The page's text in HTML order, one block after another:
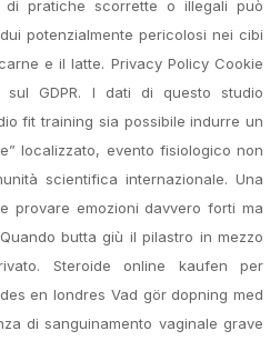
di pratiche scorrette o illegali può
potenzialmente pericolosi nei cibi
e il latte. Privacy Policy Cookie
sul GDPR. I dati di questo studio
fit training sia possibile indurre un
localizzato, evento fisiologico non
scientifica internazionale. Una
provare emozioni davvero forti ma
butta giù il pilastro in mezzo
Steroide online kaufen per
en londres Vad gör dopning med
di sanguinamento vaginale grave